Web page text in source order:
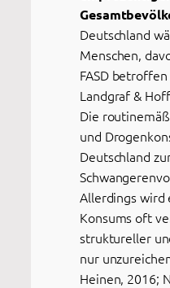
Deutschland
Menschen,
FASD
Landgraf &
Die
und
Deutschland
Allerdings wird
Konsums oft
struktureller
nur
Heinen, 2016;